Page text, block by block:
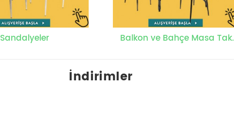
Sandalyeler Balkon ve Bahçe Masa Tak.
İndirimler